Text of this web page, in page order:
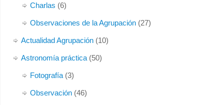
Charlas (6)
Observaciones de la Agrupación(27)
Actualidad Agrupación(10)
Astronomía práctica(50)
Fotografía(3)
Observación(46)